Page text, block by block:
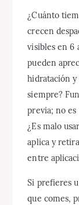
¿Cuánto
crecen
visibles en 6
pueden
hidratación
siempre?
previa; no es
¿Es malo
aplica y
entre
Si prefieres
que comes,